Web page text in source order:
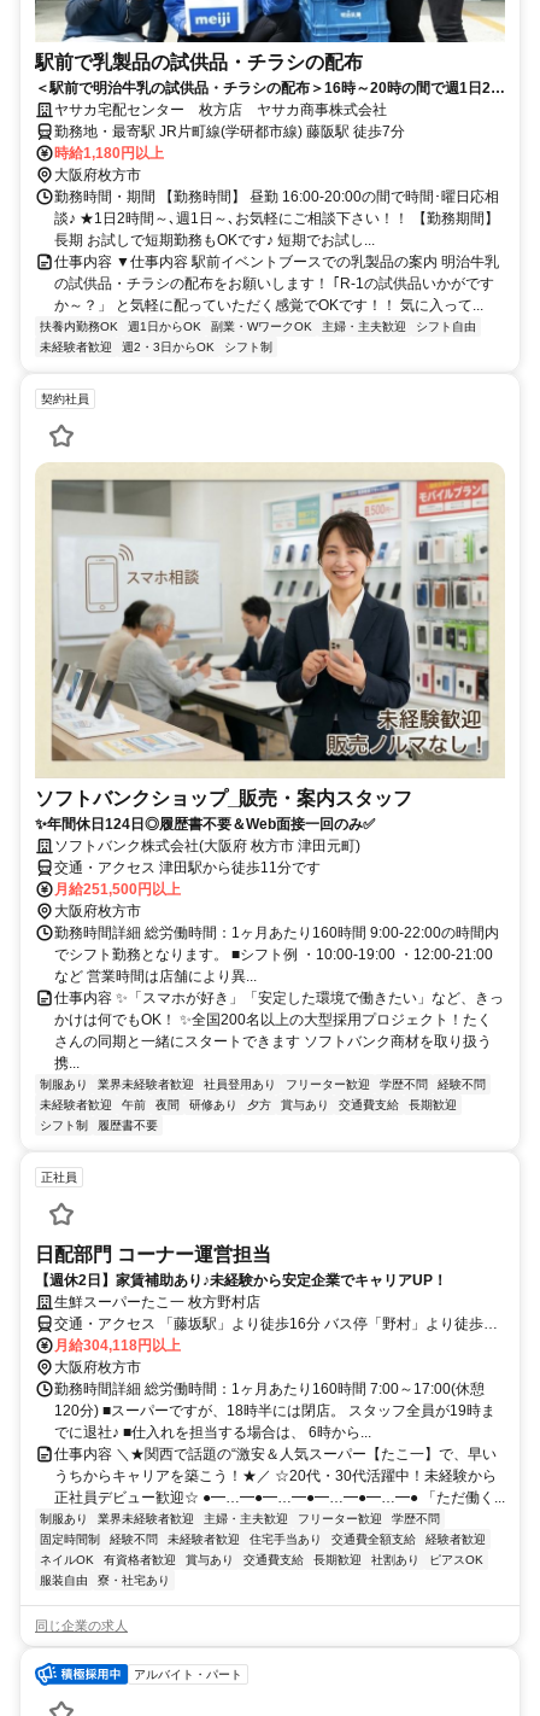
駅前で乳製品の試供品・チラシの配布
＜駅前で明治牛乳の試供品・チラシの配布＞16時～20時の間で週1日2h
～OK！隙間時間で働けます♪
ヤサカ宅配センター 枚方店 ヤサカ商事株式会社
勤務地・最寄駅 JR片町線(学研都市線) 藤阪駅 徒歩7分
時給1,180円以上
大阪府枚方市
勤務時間・期間 【勤務時間】 昼勤 16:00-20:00の間で時間･曜日応相
談♪ ★1日2時間～､週1日～､お気軽にご相談下さい！！ 【勤務期間】
長期 お試しで短期勤務もOKです♪ 短期でお試し...
仕事内容 ▼仕事内容 駅前イベントブースでの乳製品の案内 明治牛乳
の試供品・チラシの配布をお願いします！ ｢R-1の試供品いかがです
か～？」 と気軽に配っていただく感覚でOKです！！ 気に入って...
扶養内勤務OK 週1日からOK 副業・WワークOK 主婦・主夫歓迎
シフト自由
未経験者歓迎
週2・3日からOK シフト制
契約社員
ソフトバンクショップ_販売・案内スタッフ
✨️年間休日124日◎履歴書不要＆Web面接一回のみ✅
ソフトバンク株式会社(大阪府 枚方市 津田元町)
交通・アクセス 津田駅から徒歩11分です
月給251,500円以上
大阪府枚方市
勤務時間詳細 総労働時間：1ヶ月あたり160時間 9:00-22:00の時間内
でシフト勤務となります。 ■シフト例 ・10:00-19:00 ・12:00-21:00
など 営業時間は店舗により異...
仕事内容 ✨️「スマホが好き」「安定した環境で働きたい」など、きっ
かけは何でもOK！ ✨️全国200名以上の大型採用プロジェクト！たく
さんの同期と一緒にスタートできます ソフトバンク商材を取り扱う
携...
制服あり 業界未経験者歓迎 社員登用あり フリーター歓迎 学歴不問
経験不問
未経験者歓迎
午前 夜間 研修あり 夕方 賞与あり 交通費支給
長期歓迎
シフト制
履歴書不要
正社員
日配部門 コーナー運営担当
【週休2日】家賃補助あり♪未経験から安定企業でキャリアUP！
生鮮スーパーたこ一 枚方野村店
交通・アクセス 「藤坂駅」より徒歩16分 バス停「野村」より徒歩6
分
月給304,118円以上
大阪府枚方市
勤務時間詳細 総労働時間：1ヶ月あたり160時間 7:00～17:00(休憩
120分) ■スーパーですが、18時半には閉店。 スタッフ全員が19時ま
でに退社♪ ■仕入れを担当する場合は、 6時から...
仕事内容 ＼★関西で話題の“激安＆人気スーパー【たこ一】で、早い
うちからキャリアを築こう！★／ ☆20代・30代活躍中！未経験から
正社員デビュー歓迎☆ ●━…━●━…━●━…━●━…━● 「ただ働く...
制服あり 業界未経験者歓迎 主婦・主夫歓迎 フリーター歓迎
学歴不問
固定時間制
経験不問 未経験者歓迎 住宅手当あり 交通費全額支給
経験者歓迎
ネイルOK
有資格者歓迎 賞与あり 交通費支給 長期歓迎 社割あり
ピアスOK
服装自由
寮・社宅あり
同じ企業の求人
アルバイト・パート